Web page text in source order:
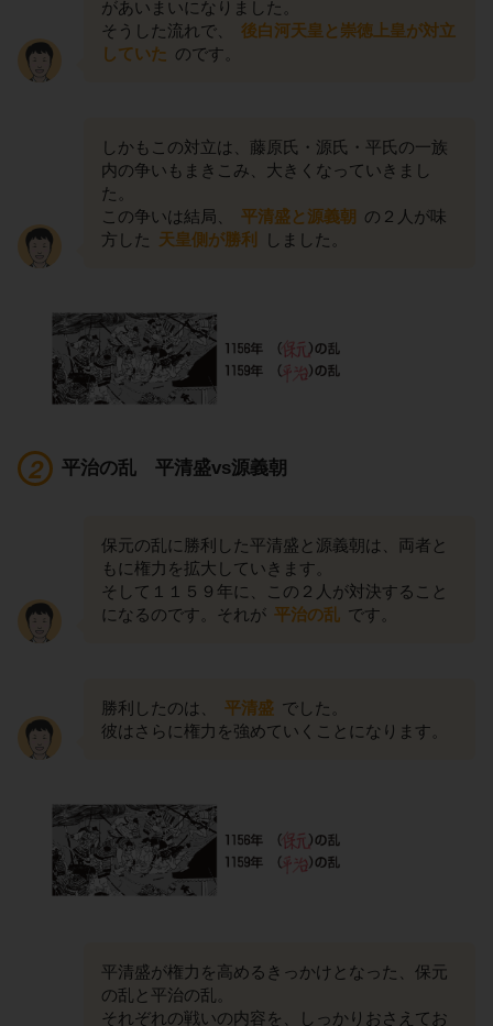
があいまいになりました。
そうした流れで、
後白河天皇と崇徳上皇が対立
していた のです。
しかもこの対立は、藤原氏・源氏・平氏の一族
内の争いもまきこみ、大きくなっていきまし
た。
この争いは結局、
平清盛と源義朝 の２人が味
方した 天皇側が勝利 しました。
平治の乱 平清盛vs源義朝
保元の乱に勝利した平清盛と源義朝は、両者と
もに権力を拡大していきます。
そして１１５９年に、この２人が対決すること
になるのです。それが 平治の乱 です。
勝利したのは、 平清盛 でした。
彼はさらに権力を強めていくことになります。
平清盛が権力を高めるきっかけとなった、保元
の乱と平治の乱。
それぞれの戦いの内容を、しっかりおさえてお